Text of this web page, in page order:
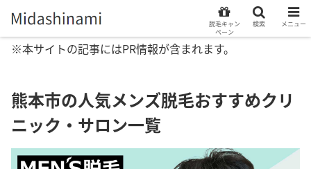
※本サイトの記事にはPR情報が含まれます。
熊本市の人気メンズ脱毛おすすめクリ
ニック・サロン一覧
脱毛キャン
ペーン
検索 メニュー